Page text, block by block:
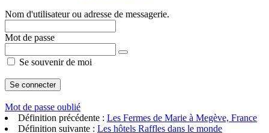
Nom d'utilisateur ou adresse de messagerie.
Mot de passe
Se souvenir de moi
Mot de passe oublié
Définition précédente : Les Fermes de Marie à Megève, France
Définition suivante : Les hôtels Raffles dans le monde